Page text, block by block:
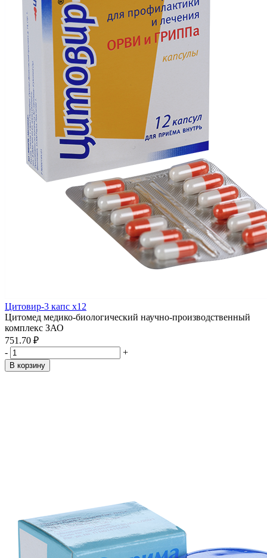
Цитовир-3 капс x12
Цитомед медико-биологический научно-производственный
комплекс ЗАО
751.70 ₽
-
+
В корзину